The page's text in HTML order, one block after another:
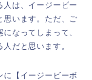
人は、イージービー
思います。ただ、ご
なってしまって、
だと思います。
に【イージービーボ